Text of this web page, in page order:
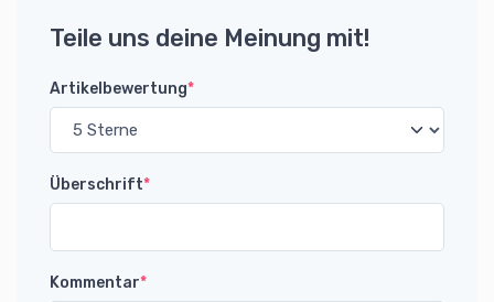
Teile uns deine Meinung mit!
Artikelbewertung*
Überschrift*
Kommentar*